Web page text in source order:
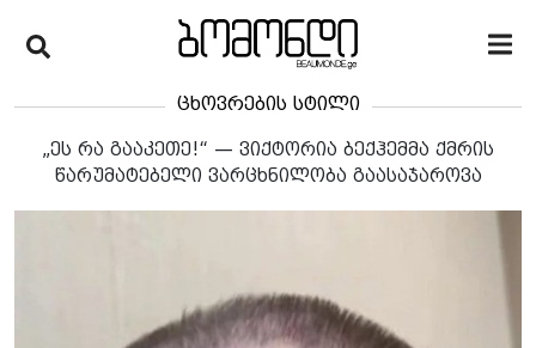
ცხოვრების სტილი
„ეს რა გააკეთე!“ — ვიქტორია ბექჰემმა ქმრის
წარუმატებელი ვარცხნილობა გაასაჯაროვა